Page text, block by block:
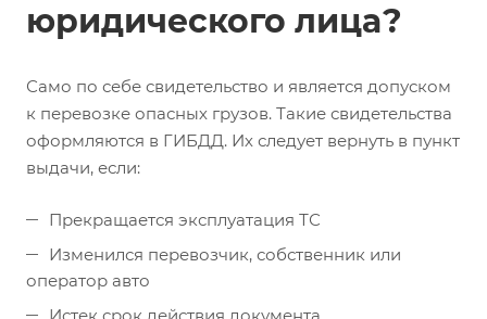
юридического лица?
Само по себе свидетельство и является допуском
к перевозке опасных грузов. Такие свидетельства
оформляются в ГИБДД. Их следует вернуть в пункт
выдачи, если:
Прекращается эксплуатация ТС
Изменился перевозчик, собственник или
оператор авто